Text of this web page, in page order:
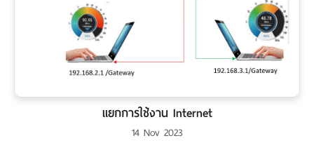
แยกการใช้งาน Internet
14 Nov 2023